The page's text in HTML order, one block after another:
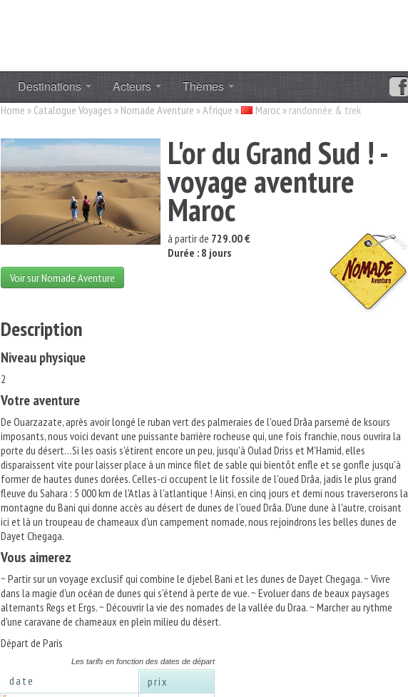
Destinations Acteurs Thèmes
Home » Catalogue Voyages » Nomade Aventure »Afrique » Maroc » randonnée & trek
L'or du Grand Sud ! -
voyage aventure
Maroc
à partir de 729.00 €
Durée : 8 jours
Voir sur Nomade Aventure
Description
Niveau physique
2
Votre aventure
De Ouarzazate, après avoir longé le ruban vert des palmeraies de l'oued Drâa parsemé de ksours
imposants, nous voici devant une puissante barrière rocheuse qui, une fois franchie, nous ouvrira la
porte du désert…Si les oasis s'étirent encore un peu, jusqu'à Oulad Driss et M'Hamid, elles
disparaissent vite pour laisser place à un mince filet de sable qui bientôt enfle et se gonfle jusqu'à
former de hautes dunes dorées. Celles-ci occupent le lit fossile de l'oued Drâa, jadis le plus grand
fleuve du Sahara : 5 000 km de l'Atlas à l'atlantique ! Ainsi, en cinq jours et demi nous traverserons la
montagne du Bani qui donne accès au désert de dunes de l'oued Drâa. D'une dune à l'autre, croisant
ici et là un troupeau de chameaux d'un campement nomade, nous rejoindrons les belles dunes de
Dayet Chegaga.
Vous aimerez
~ Partir sur un voyage exclusif qui combine le djebel Bani et les dunes de Dayet Chegaga. ~ Vivre
dans la magie d'un océan de dunes qui s'étend à perte de vue. ~ Evoluer dans de beaux paysages
alternants Regs et Ergs. ~ Découvrir la vie des nomades de la vallée du Draa. ~ Marcher au rythme
d'une caravane de chameaux en plein milieu du désert.
Départ de Paris
Les tarifs en fonction des dates de départ
date
prix